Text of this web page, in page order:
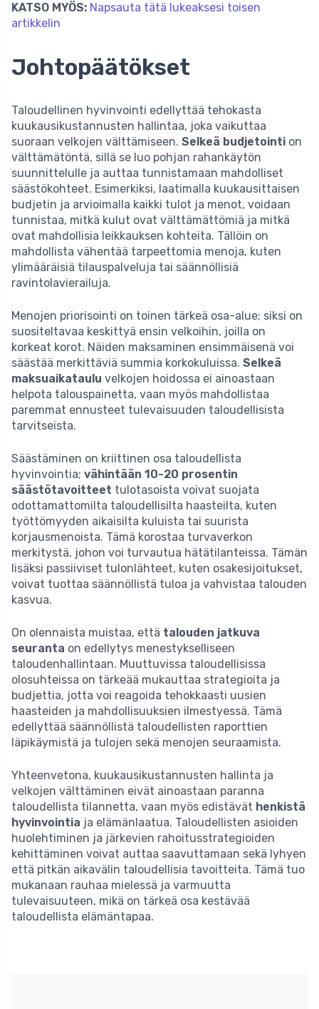
KATSO MYÖS: Napsauta tätä lukeaksesi toisen
artikkelin
Johtopäätökset
Taloudellinen hyvinvointi edellyttää tehokasta
kuukausikustannusten hallintaa, joka vaikuttaa
suoraan velkojen välttämiseen. Selkeä budjetointi on
välttämätöntä, sillä se luo pohjan rahankäytön
suunnittelulle ja auttaa tunnistamaan mahdolliset
säästökohteet. Esimerkiksi, laatimalla kuukausittaisen
budjetin ja arvioimalla kaikki tulot ja menot, voidaan
tunnistaa, mitkä kulut ovat välttämättömiä ja mitkä
ovat mahdollisia leikkauksen kohteita. Tällöin on
mahdollista vähentää tarpeettomia menoja, kuten
ylimääräisiä tilauspalveluja tai säännöllisiä
ravintolavierailuja.
Menojen priorisointi on toinen tärkeä osa-alue; siksi on
suositeltavaa keskittyä ensin velkoihin, joilla on
korkeat korot. Näiden maksaminen ensimmäisenä voi
säästää merkittäviä summia korkokuluissa. Selkeä
maksuaikataulu velkojen hoidossa ei ainoastaan
helpota talouspainetta, vaan myös mahdollistaa
paremmat ennusteet tulevaisuuden taloudellisista
tarvitseista.
Säästäminen on kriittinen osa taloudellista
hyvinvointia; vähintään 10-20 prosentin
säästötavoitteet tulotasoista voivat suojata
odottamattomilta taloudellisilta haasteilta, kuten
työttömyyden aikaisilta kuluista tai suurista
korjausmenoista. Tämä korostaa turvaverkon
merkitystä, johon voi turvautua hätätilanteissa. Tämän
lisäksi passiiviset tulonlähteet, kuten osakesijoitukset,
voivat tuottaa säännöllistä tuloa ja vahvistaa talouden
kasvua.
On olennaista muistaa, että talouden jatkuva
seuranta on edellytys menestykselliseen
taloudenhallintaan. Muuttuvissa taloudellisissa
olosuhteissa on tärkeää mukauttaa strategioita ja
budjettia, jotta voi reagoida tehokkaasti uusien
haasteiden ja mahdollisuuksien ilmestyessä. Tämä
edellyttää säännöllistä taloudellisten raporttien
läpikäymistä ja tulojen sekä menojen seuraamista.
Yhteenvetona, kuukausikustannusten hallinta ja
velkojen välttäminen eivät ainoastaan paranna
taloudellista tilannetta, vaan myös edistävät henkistä
hyvinvointia ja elämänlaatua. Taloudellisten asioiden
huolehtiminen ja järkevien rahoitusstrategioiden
kehittäminen voivat auttaa saavuttamaan sekä lyhyen
että pitkän aikavälin taloudellisia tavoitteita. Tämä tuo
mukanaan rauhaa mielessä ja varmuutta
tulevaisuuteen, mikä on tärkeä osa kestävää
taloudellista elämäntapaa.